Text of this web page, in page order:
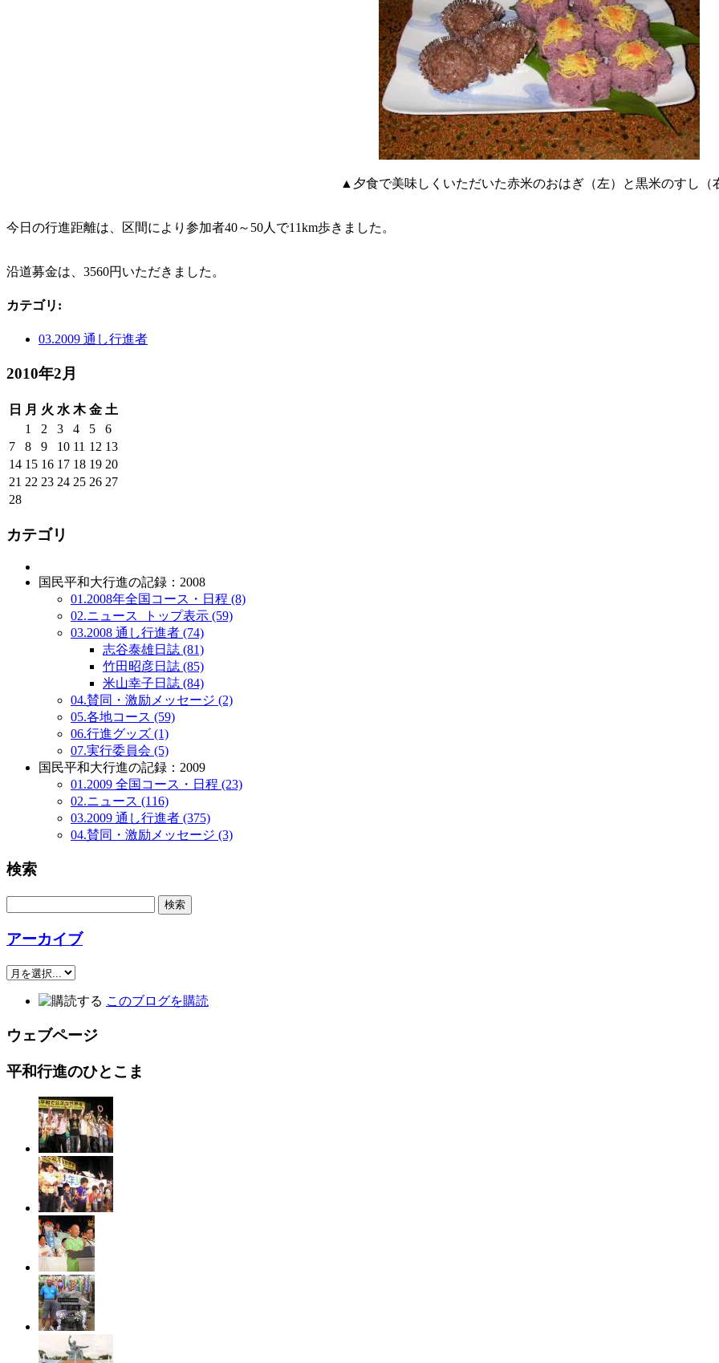
▲夕食で美味しくいただいた赤米のおはぎ（左）と黒米のすし（
今日の行進距離は、区間により参加者40～50人で11km歩きました。
沿道募金は、3560円いただきました。
カテゴリ :
03.2009 通し行進者
2010年2月
日 月 火 水 木 金 土
1
2 3 4 5
6
7
8 9 10 11 12 13
14 15 16 17 18 19 20
21 22 23 24 25 26 27
28
カテゴリ
国民平和大行進の記録：2008
01.2008年全国コース・日程 (8)
02.ニュース_トップ表示 (59)
03.2008 通し行進者 (74)
志谷泰雄日誌 (81)
竹田昭彦日誌 (85)
米山幸子日誌 (84)
04.賛同・激励メッセージ (2)
05.各地コース (59)
06.行進グッズ (1)
07.実行委員会 (5)
国民平和大行進の記録：2009
01.2009 全国コース・日程 (23)
02.ニュース (116)
03.2009 通し行進者 (375)
04.賛同・激励メッセージ (3)
検索
アーカイブ
このブログを購読
ウェブページ
平和行進のひとこま